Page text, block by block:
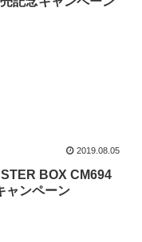
2019.08.05
BOX CM694
ャンペーン